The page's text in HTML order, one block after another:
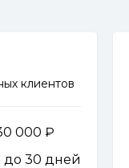
клиентов
000
до 30 дней